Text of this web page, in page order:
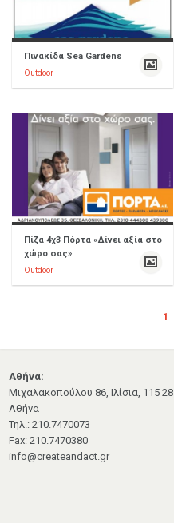
Πινακίδα Sea Gardens
Outdoor
Πίζα 4χ3 Πόρτα «Δίνει αξία στο
χώρο σας»
Outdoor
1
Αθήνα:
Μιχαλακοπούλου 86, Ιλίσια, 115 28
Αθήνα
Τηλ.: 210.7470073
Fax: 210.7470380
info@createandact.gr